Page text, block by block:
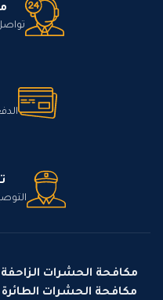
التوصيل
مكافحة الحشرات الزاحفة
مكافحة الحشرات الطائرة